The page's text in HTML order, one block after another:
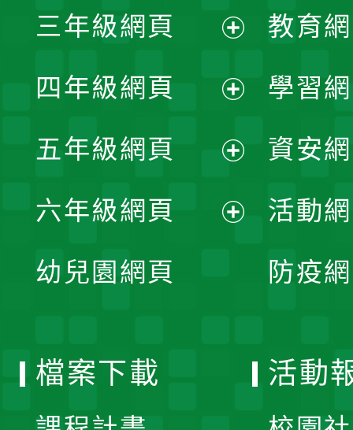
選
單
開
選
單
三年級網頁
開
選
單
四年級網頁
開
選
五年級網頁
開
六年級網頁
幼兒園網頁
教育
學習
資安
活動
防疫
檔案下載 活動